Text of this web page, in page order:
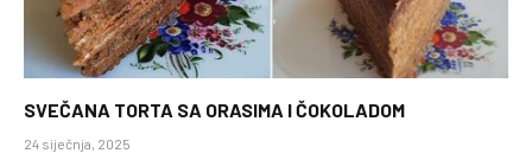
SVEČANA TORTA SA ORASIMA I ČOKOLADOM
24 siječnja, 2025